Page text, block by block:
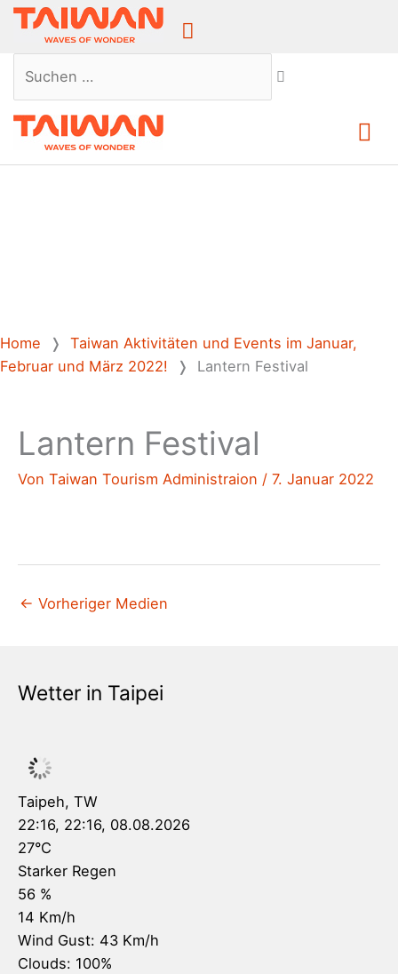
Above
Suchen …
Home ❭ Taiwan Aktivitäten und Events im Januar,
Februar und März 2022! ❭ Lantern Festival
Lantern Festival
Von Taiwan Tourism Administraion / 7. Januar 2022
← Vorheriger Medien
Wetter in Taipei
Taipeh, TW
22:16, 22:16, 08.08.2026
27°C
Starker Regen
56 %
14 Km/h
Wind Gust: 43 Km/h
Clouds: 100%